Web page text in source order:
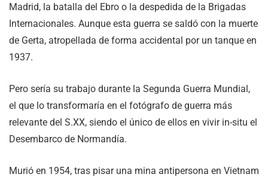
Madrid, la batalla del Ebro o la despedida de la Brigadas
Internacionales. Aunque esta guerra se saldó con la muerte
de Gerta, atropellada de forma accidental por un tanque en
1937.
Pero sería su trabajo durante la Segunda Guerra Mundial,
el que lo transformaría en el fotógrafo de guerra más
relevante del S.XX, siendo el único de ellos en vivir in-situ el
Desembarco de Normandía.
Murió en 1954, tras pisar una mina antipersona en Vietnam